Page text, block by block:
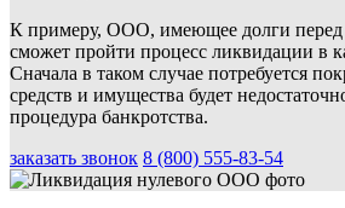
К примеру, ООО, имеющее долги перед
сможет пройти процесс ликвидации в
Сначала в таком случае потребуется
средств и имущества будет
процедура банкротства.
заказать звонок 8 (800) 555-83-54